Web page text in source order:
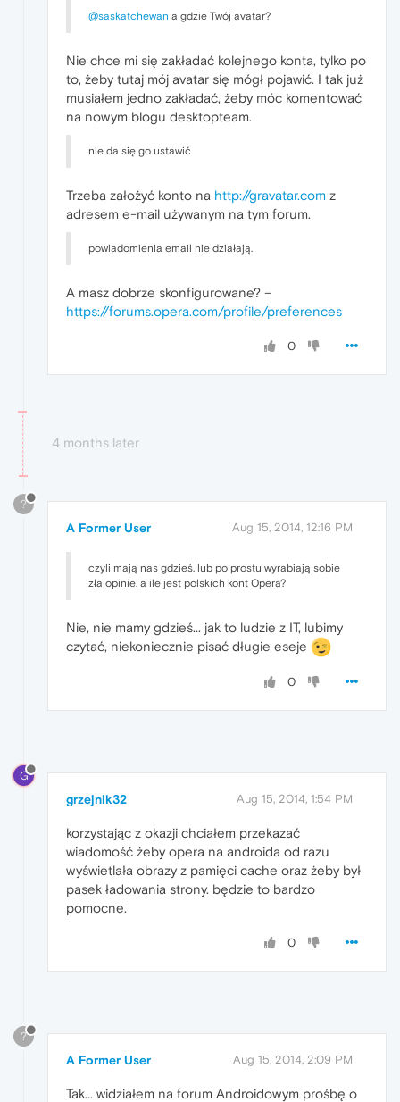
@saskatchewan a gdzie Twój avatar?
Nie chce mi się zakładać kolejnego konta, tylko po
to, żeby tutaj mój avatar się mógł pojawić. I tak już
musiałem jedno zakładać, żeby móc komentować
na nowym blogu desktopteam.
nie da się go ustawić
Trzeba założyć konto na http://gravatar.com z
adresem e-mail używanym na tym forum.
powiadomienia email nie działają.
A masz dobrze skonfigurowane? –
https://forums.opera.com/profile/preferences
0
4 months later
?
A Former User Aug 15, 2014, 12:16 PM
czyli mają nas gdzieś. lub po prostu wyrabiają sobie
zła opinie. a ile jest polskich kont Opera?
Nie, nie mamy gdzieś... jak to ludzie z IT, lubimy
czytać, niekoniecznie pisać długie eseje
0
G
grzejnik32 Aug 15, 2014, 1:54 PM
korzystając z okazji chciałem przekazać
wiadomość żeby opera na androida od razu
wyświetlała obrazy z pamięci cache oraz żeby był
pasek ładowania strony. będzie to bardzo
pomocne.
0
?
A Former User Aug 15, 2014, 2:09 PM
Tak... widziałem na forum Androidowym prośbę o